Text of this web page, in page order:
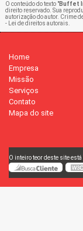
O conteúdo do texto "Buffet
direito reservado. Sua
autorização do autor. Crime
- Lei de direitos autorais
Home
Empresa
Missão
Serviços
Contato
Mapa do site
O inteiro teor deste site